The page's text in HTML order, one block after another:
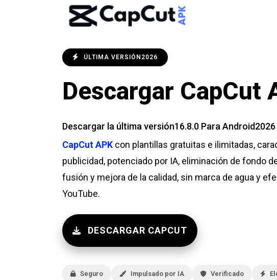
ÚLTIMA VERSIÓN2026
Descargar CapCut
Descargar la última versión16.8.0 Para Android2026
CapCut APK con plantillas gratuitas e ilimitadas,
publicidad, potenciado por IA, eliminación de fondo
fusión y mejora de la calidad, sin marca de agua y
YouTube.
DESCARGAR CAPCUT
Seguro Impulsado por IA Verificado